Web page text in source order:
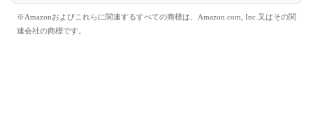
※Amazonおよびこれらに関連するすべての商標は、Amazon.com, Inc.又はその関
連会社の商標です。